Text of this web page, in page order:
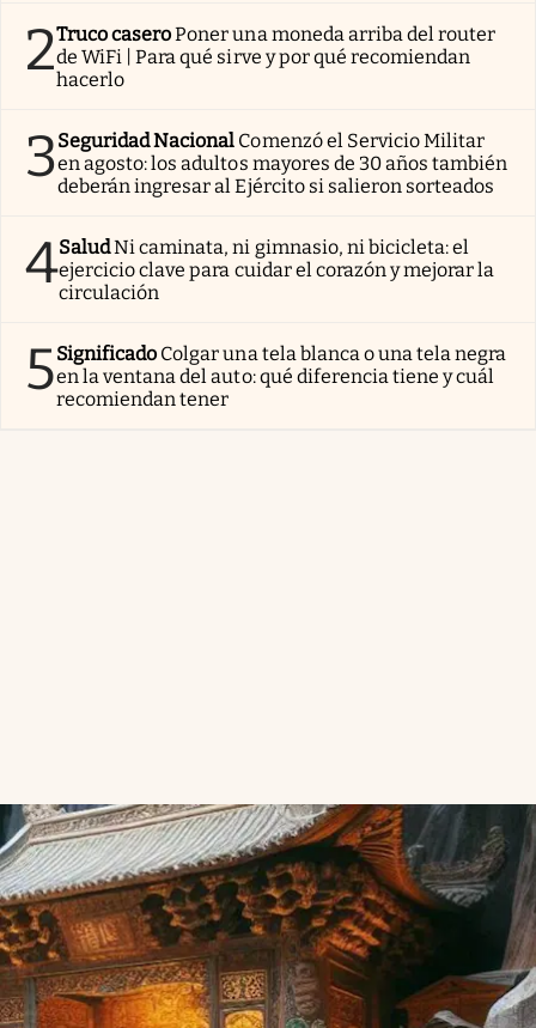
2Truco caseroPoner una moneda arriba del router
de WiFi | Para qué sirve y por qué recomiendan
hacerlo
3Seguridad Nacional Comenzó el Servicio Militar
en agosto: los adultos mayores de 30 años también
deberán ingresar al Ejército si salieron sorteados
4SaludNi caminata, ni gimnasio, ni bicicleta: el
ejercicio clave para cuidar el corazón y mejorar la
circulación
5Significado Colgar una tela blanca o una tela negra
en la ventana del auto: qué diferencia tiene y cuál
recomiendan tener